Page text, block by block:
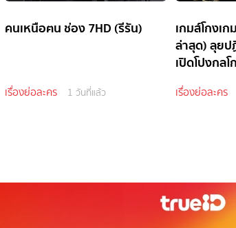
คนเหนือฅน ช่อง 7HD (รีรัน)
เรื่องย่อละคร 1 วันที่แล้ว
เกมส์โกงเ
ล่าสุด) ลุย
เปิดโปงกล
เรื่องย่อละคร